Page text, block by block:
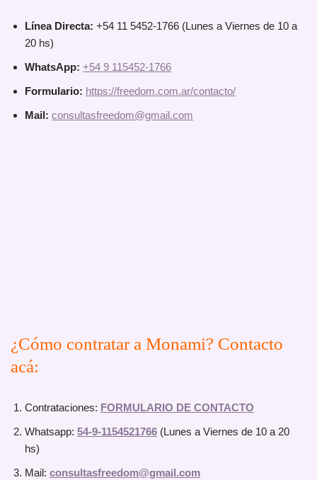
Línea Directa: +54 11 5452-1766 (Lunes a Viernes de 10 a
20 hs)
WhatsApp: +54 9 115452-1766
Formulario: https://freedom.com.ar/contacto/
Mail: consultasfreedom@gmail.com
¿Cómo contratar a Monami? Contacto
acá:
Contrataciones: FORMULARIO DE CONTACTO
Whatsapp: 54-9-1154521766 (Lunes a Viernes de 10 a 20
hs)
Mail: consultasfreedom@gmail.com